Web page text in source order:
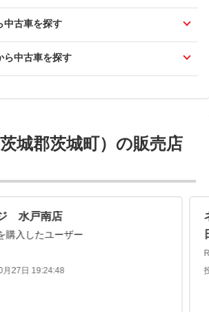
中古車を探す
ら中古車を探す
城郡茨城町）の販売店
水戸南店
購入したユーザー
27日 19:24:48